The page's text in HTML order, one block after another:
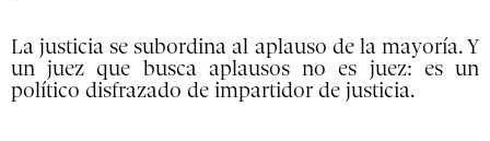
La justicia se subordina al aplauso de la mayoría. Y
un juez que busca aplausos no es juez: es un
político disfrazado de impartidor de justicia.